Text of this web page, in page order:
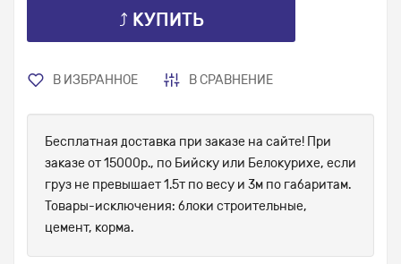
⤴ КУПИТЬ
В ИЗБРАННОЕ В СРАВНЕНИЕ
Бесплатная доставка при заказе на сайте! При
заказе от 15000р., по Бийску или Белокурихе, если
груз не превышает 1.5т по весу и 3м по габаритам.
Товары-исключения: блоки строительные,
цемент, корма.